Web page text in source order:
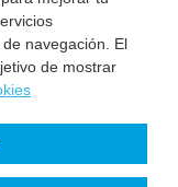
navegación. El
de mostrar